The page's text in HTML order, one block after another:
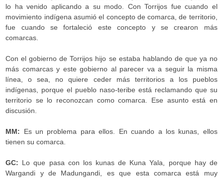
lo ha venido aplicando a su modo. Con Torrijos fue cuando el
movimiento indígena asumió el concepto de comarca, de territorio,
fue cuando se fortaleció este concepto y se crearon más
comarcas.
Con el gobierno de Torrijos hijo se estaba hablando de que ya no
más comarcas y este gobierno al parecer va a seguir la misma
línea, o sea, no quiere ceder más territorios a los pueblos
indígenas, porque el pueblo naso-teribe está reclamando que su
territorio se lo reconozcan como comarca. Ese asunto está en
discusión.
MM: Es un problema para ellos. En cuando a los kunas, ellos
tienen su comarca.
GC: Lo que pasa con los kunas de Kuna Yala, porque hay de
Wargandi y de Madungandi, es que esta comarca está muy